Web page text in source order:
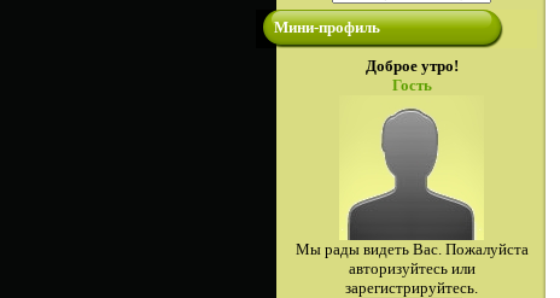
Мини-профиль
Доброе утро!
Гость
Мы рады видеть Вас. Пожалуйста
авторизуйтесь или
зарегистрируйтесь.